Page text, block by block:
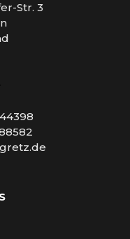
Str. 3